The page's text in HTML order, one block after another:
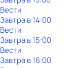
Вести
Завтра в 14:00
Вести
Завтра в 15:00
Вести
Завтра в 16:00